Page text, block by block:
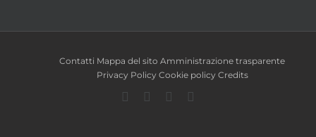
Contatti Mappa del sito Amministrazione trasparente
Privacy Policy Cookie policy Credits
Facebook
TwitterYouTube